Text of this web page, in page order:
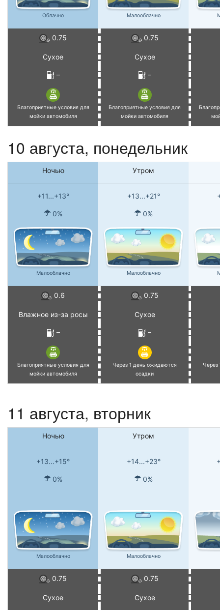
Облачно Малооблачно
0.75 0.75
Сухое Сухое
– –
Благоприятные условия для
мойки автомобиля
Благоприятные условия для
мойки автомобиля
10 августа, понедельник
Ночью Утром
+11...+13° +13...+21°
0% 0%
Малооблачно Малооблачно
0.6 0.75
Влажное из-за росы Сухое
– –
Благоприятные условия для
мойки автомобиля
Через 1 день ожидаются
осадки
11 августа, вторник
Ночью Утром
+13...+15° +14...+23°
0% 0%
Малооблачно Малооблачно
0.75 0.75
Сухое Сухое